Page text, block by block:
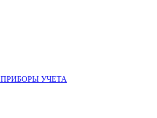
УЧЕТА